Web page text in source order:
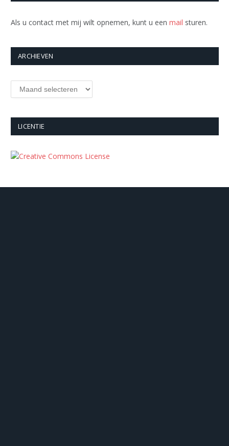
Als u contact met mij wilt opnemen, kunt u een mail sturen.
ARCHIEVEN
Archieven
LICENTIE